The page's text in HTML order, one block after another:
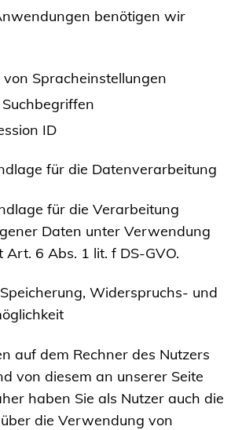
benötigen wir
Spracheinstellungen
ID
für die Datenverarbeitung
für die Verarbeitung
Daten unter Verwendung
Art. 6 Abs. 1 lit. f DS-GVO.
Widerspruchs- und
auf dem Rechner des Nutzers
von diesem an unserer Seite
haben Sie als Nutzer auch die
die Verwendung von